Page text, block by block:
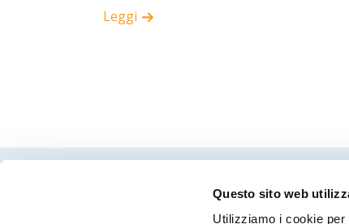
Questo sito web
Utilizziamo i cookie
Leggi